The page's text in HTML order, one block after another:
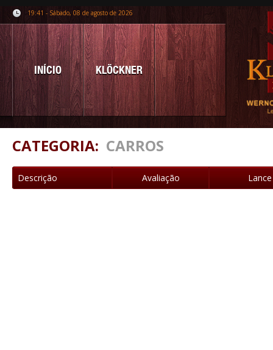
19:41 - Sábado, 08 de agosto de 2026
INÍCIO KLÖCKNER
CATEGORIA: CARROS
Descrição Avaliação